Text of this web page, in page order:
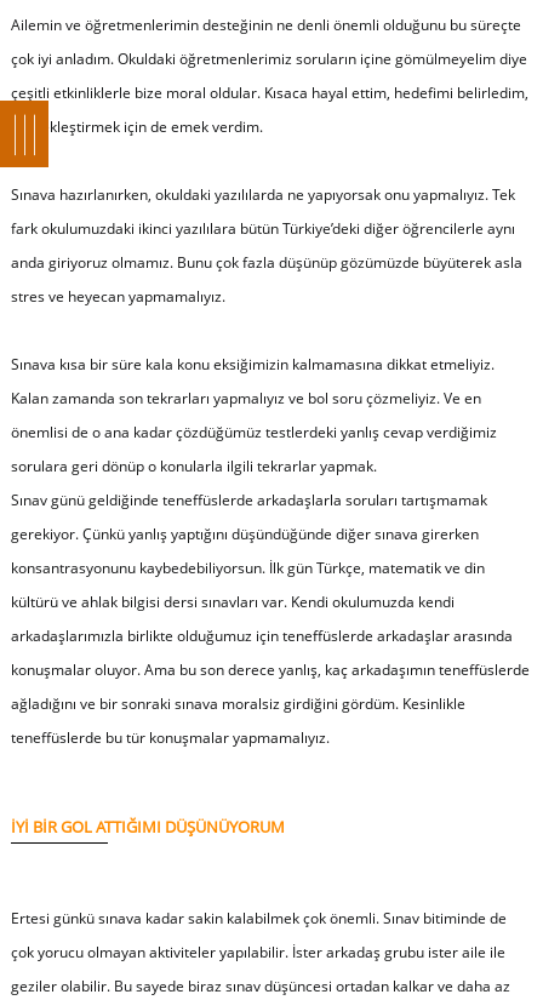
Ailemin ve öğretmenlerimin desteğinin ne denli önemli olduğunu bu süreçte
çok iyi anladım. Okuldaki öğretmenlerimiz soruların içine gömülmeyelim diye
çeşitli etkinliklerle bize moral oldular. Kısaca hayal ettim, hedefimi belirledim,
gerçekleştirmek için de emek verdim.
Sınava hazırlanırken, okuldaki yazılılarda ne yapıyorsak onu yapmalıyız. Tek
fark okulumuzdaki ikinci yazılılara bütün Türkiye’deki diğer öğrencilerle aynı
anda giriyoruz olmamız. Bunu çok fazla düşünüp gözümüzde büyüterek asla
stres ve heyecan yapmamalıyız.
Sınava kısa bir süre kala konu eksiğimizin kalmamasına dikkat etmeliyiz.
Kalan zamanda son tekrarları yapmalıyız ve bol soru çözmeliyiz. Ve en
önemlisi de o ana kadar çözdüğümüz testlerdeki yanlış cevap verdiğimiz
sorulara geri dönüp o konularla ilgili tekrarlar yapmak.
Sınav günü geldiğinde teneffüslerde arkadaşlarla soruları tartışmamak
gerekiyor. Çünkü yanlış yaptığını düşündüğünde diğer sınava girerken
konsantrasyonunu kaybedebiliyorsun. İlk gün Türkçe, matematik ve din
kültürü ve ahlak bilgisi dersi sınavları var. Kendi okulumuzda kendi
arkadaşlarımızla birlikte olduğumuz için teneffüslerde arkadaşlar arasında
konuşmalar oluyor. Ama bu son derece yanlış, kaç arkadaşımın teneffüslerde
ağladığını ve bir sonraki sınava moralsiz girdiğini gördüm. Kesinlikle
teneffüslerde bu tür konuşmalar yapmamalıyız.
İYİ BİR GOL ATTIĞIMI DÜŞÜNÜYORUM
Ertesi günkü sınava kadar sakin kalabilmek çok önemli. Sınav bitiminde de
çok yorucu olmayan aktiviteler yapılabilir. İster arkadaş grubu ister aile ile
geziler olabilir. Bu sayede biraz sınav düşüncesi ortadan kalkar ve daha az